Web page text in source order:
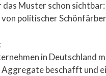
das Muster schon
politischer
in Deutschland
beschafft und